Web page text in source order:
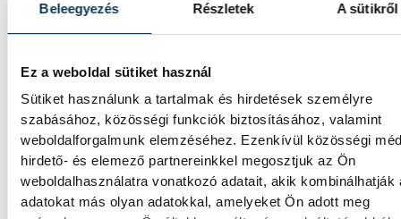
Beleegyezés Részletek A sütikről
Ez a weboldal sütiket használ
Sütiket használunk a tartalmak és hirdetések személyre
szabásához, közösségi funkciók biztosításához, valamint
weboldalforgalmunk elemzéséhez. Ezenkívül közösségi
hirdető- és elemező partnereinkkel megosztjuk az Ön
weboldalhasználatra vonatkozó adatait, akik kombinálhatják
adatokat más olyan adatokkal, amelyeket Ön adott meg
Valami óriási csapódott a
Rendhagyó esemény zajlott le kedden
Magyar idő szerint 8:35 körül a Hold
felszínébe csapódott a SpaceX egyik
rakétájának felső fokozata. A becsapódást
Földről szabad szemmel nem lehetett
szakemberek azonban távcsövekkel
az eseményt.